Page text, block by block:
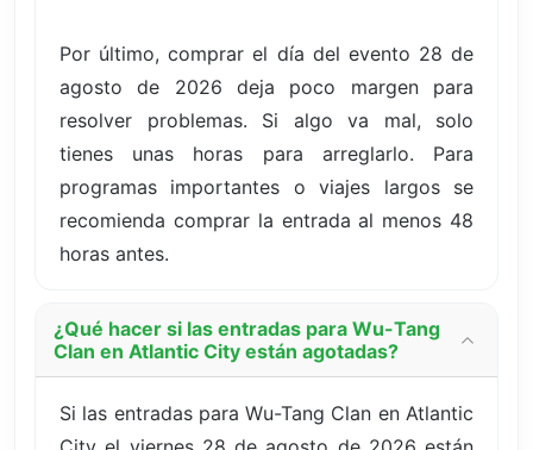
Por último, comprar el día del evento 28 de
agosto de 2026 deja poco margen para
resolver problemas. Si algo va mal, solo
tienes unas horas para arreglarlo. Para
programas importantes o viajes largos se
recomienda comprar la entrada al menos 48
horas antes.
¿Qué hacer si las entradas para Wu-Tang
Clan en Atlantic City están agotadas?
Si las entradas para Wu-Tang Clan en Atlantic